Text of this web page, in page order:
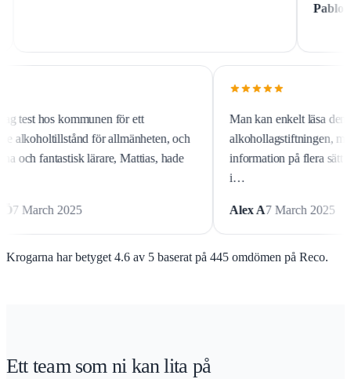
29 June
Igår gjorde jag test hos kommunen för ett
stadigvarande alkoholtillstånd för allmänheten, och
utan Krogarna och fantastisk lärare, Mattias, hade
Samantha Ö
Krogarna har betyget 4.6 av 5 baserat på 445 omdömen på Reco.
Ett team som ni kan lita på